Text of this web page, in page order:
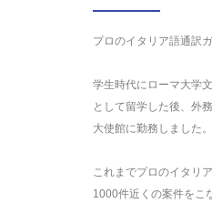
プロのイタリア語通訳ガ
学生時代にローマ大学
として留学した後、外
大使館に勤務しました。
これまでプロのイタリ
1000件近くの案件をこ